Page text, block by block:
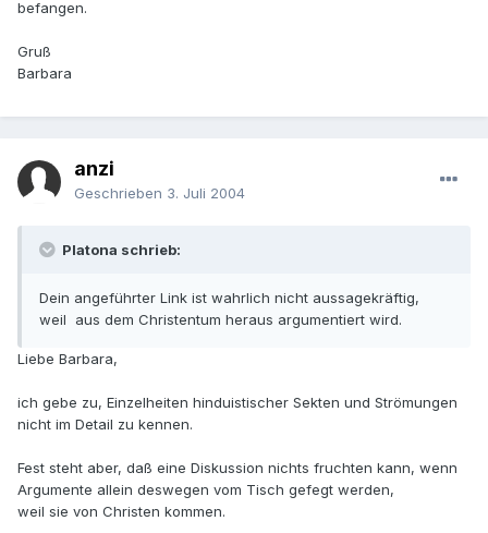
befangen.
Gruß
Barbara
anzi
Geschrieben 3. Juli 2004
Platona schrieb:
Dein angeführter Link ist wahrlich nicht aussagekräftig,
weil aus dem Christentum heraus argumentiert wird.
Liebe Barbara,
ich gebe zu, Einzelheiten hinduistischer Sekten und Strömungen
nicht im Detail zu kennen.
Fest steht aber, daß eine Diskussion nichts fruchten kann, wenn
Argumente allein deswegen vom Tisch gefegt werden,
weil sie von Christen kommen.